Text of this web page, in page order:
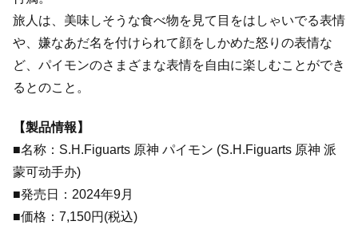
旅人は、美味しそうな食べ物を見て目をはしゃいでる表情
や、嫌なあだ名を付けられて顔をしかめた怒りの表情な
ど、パイモンのさまざまな表情を自由に楽しむことができ
るとのこと。
【製品情報】
■名称：S.H.Figuarts 原神 パイモン (S.H.Figuarts 原神 派
蒙可动手办)
■発売日：2024年9月
■価格：7,150円(税込)